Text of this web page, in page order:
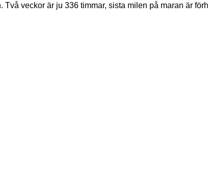
Två veckor är ju 336 timmar, sista milen på maran är